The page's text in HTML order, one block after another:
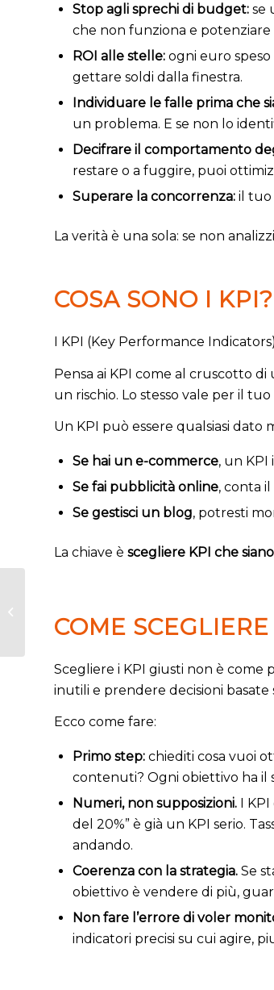
Stop agli sprechi di budget: se
che non funziona e potenziare
ROI alle stelle: ogni euro
gettare soldi dalla finestra.
Individuare le falle prima che
un problema. E se non lo
Decifrare il comportamento
restare o a fuggire, puoi
Superare la concorrenza: il tuo
La verità è una sola: se non
COSA SONO I KPI?
I KPI (Key Performance
Pensa ai KPI come al cruscotto
un rischio. Lo stesso vale per il
Un KPI può essere qualsiasi dato
Se hai un e-commerce, un KPI
Se fai pubblicità online, conta il
Se gestisci un blog, potresti
La chiave è scegliere KPI che
COME
Scegliere i KPI giusti non è come
inutili e prendere decisioni basate
Ecco come fare:
Primo step: chiediti cosa vuoi
contenuti? Ogni obiettivo ha il
Numeri, non supposizioni. I
del 20%” è già un KPI serio.
andando.
Coerenza con la strategia. Se
obiettivo è vendere di più,
Non fare l’errore di voler
indicatori precisi su cui agire,